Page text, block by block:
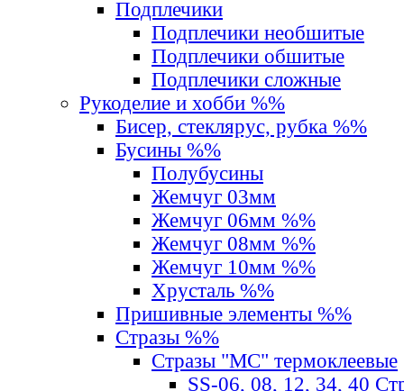
Подплечики
Подплечики необшитые
Подплечики обшитые
Подплечики сложные
Рукоделие и хобби %%
Бисер, стеклярус, рубка %%
Бусины %%
Полубусины
Жемчуг 03мм
Жемчуг 06мм %%
Жемчуг 08мм %%
Жемчуг 10мм %%
Хрусталь %%
Пришивные элементы %%
Стразы %%
Стразы "MС" термоклеевые
SS-06, 08, 12, 34, 40